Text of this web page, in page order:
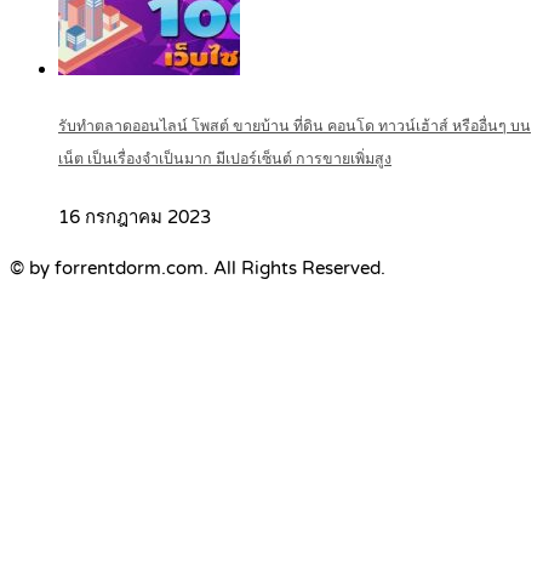
รับทำตลาดออนไลน์ โพสต์ ขายบ้าน ที่ดิน คอนโด ทาวน์เฮ้าส์ หรืออื่นๆ บน
เน็ต เป็นเรื่องจำเป็นมาก มีเปอร์เซ็นต์ การขายเพิ่มสูง
16 กรกฎาคม 2023
© by forrentdorm.com. All Rights Reserved.